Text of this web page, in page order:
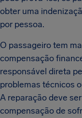
obter uma
por pessoa.
O passageiro tem
compensação
responsável direta
problemas técnicos
A reparação deve
compensação de